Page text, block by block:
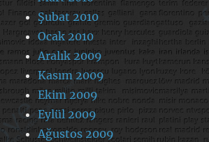
Şubat 2010
Ocak 2010
Aralık 2009
Kasım 2009
Ekim 2009
Eylül 2009
Ağustos 2009